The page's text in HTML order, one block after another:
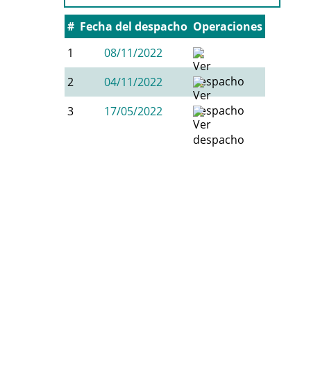
# Fecha del despacho Operaciones
1
08/11/2022
2
04/11/2022
3
17/05/2022